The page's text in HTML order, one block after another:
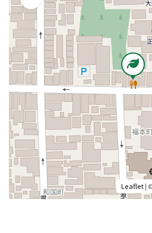
Leaflet|